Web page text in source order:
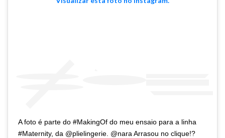
A foto é parte do #MakingOf do meu ensaio para a linha
#Maternity, da @plielingerie. @nara Arrasou no clique!?